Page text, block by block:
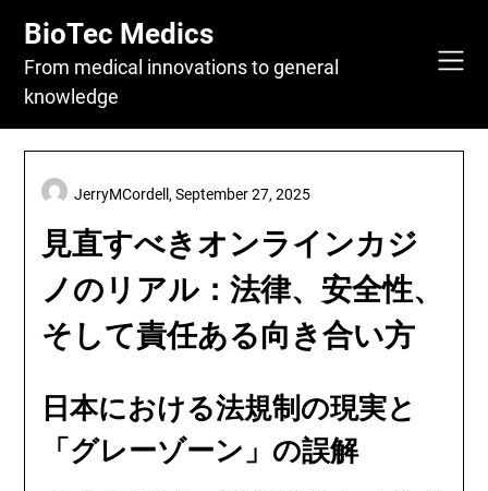
content
BioTec Medics
From medical innovations to general
knowledge
見直すべきオンラインカジ
ノのリアル：法律、安全性、
そして責任ある向き合い方
JerryMCordell,September 27, 2025
日本における法規制の現実と
「グレーゾーン」の誤解